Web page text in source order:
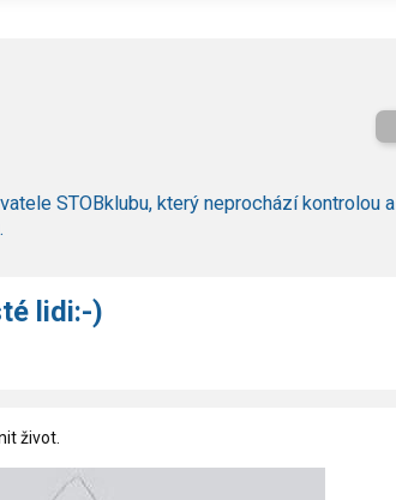
STOBklubu, který neprochází kontrolou a
lidi:-)
život.